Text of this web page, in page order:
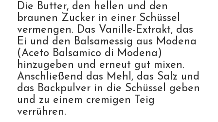
Die Butter, den hellen und den
braunen Zucker in einer Schüssel
vermengen. Das Vanille-Extrakt, das
Ei und den Balsamessig aus Modena
(Aceto Balsamico di Modena)
hinzugeben und erneut gut mixen.
Anschließend das Mehl, das Salz und
das Backpulver in die Schüssel geben
und zu einem cremigen Teig
verrühren.